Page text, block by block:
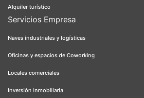
Alquiler turístico
Servicios Empresa
Naves industriales y logísticas
Oficinas y espacios de Coworking
Locales comerciales
Inversión inmobiliaria